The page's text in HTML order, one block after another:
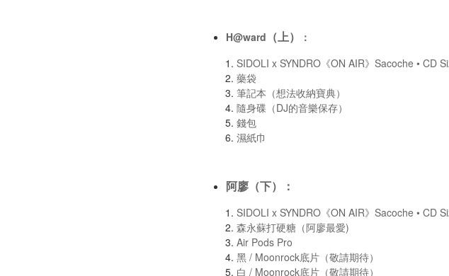
H@ward （上）
：
SIDOLI x SYNDRO《ON AIR》Sacoche • CD
藥袋
筆記本（想法收納寶典）
隨身碟（DJ的音樂保存）
錢包
濕紙巾
阿廖（下） ：
SIDOLI x SYNDRO《ON AIR》Sacoche • CD
森永蘇打硬糖（阿廖最愛)
Air Pods Pro
黑 / Moonrock底片（敬請期待）
白 / Moonrock底片（敬請期待）